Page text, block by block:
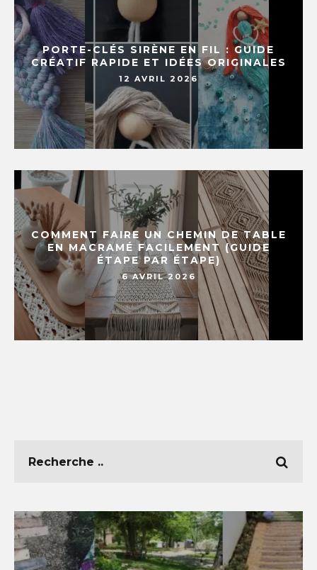
PORTE-CLÉS SIRÈNE EN FIL : GUIDE
CRÉATIF RAPIDE ET IDÉES ORIGINALES
12 AVRIL 2026
COMMENT FAIRE UN CHEMIN DE TABLE
EN MACRAMÉ FACILEMENT (GUIDE
ÉTAPE PAR ÉTAPE)
6 AVRIL 2026